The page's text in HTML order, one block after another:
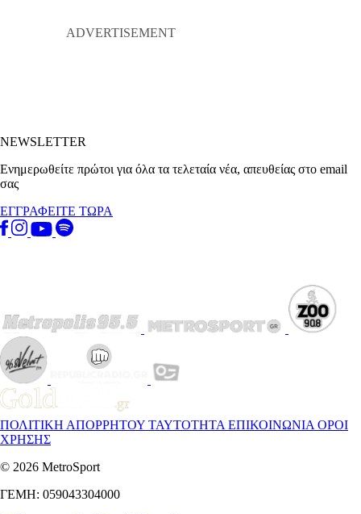
NEWSLETTER
Ενημερωθείτε πρώτοι για όλα τα τελεταία νέα, απευθείας στο email
σας
ΕΓΓΡΑΦΕΙΤΕ ΤΩΡΑ
ΠΟΛΙΤΙΚΗ ΑΠΟΡΡΗΤΟΥ ΤΑΥΤΟΤΗΤΑ ΕΠΙΚΟΙΝΩΝΙΑ ΟΡΟΙ
ΧΡΗΣΗΣ
© 2026 MetroSport
ΓΕΜΗ: 059043304000